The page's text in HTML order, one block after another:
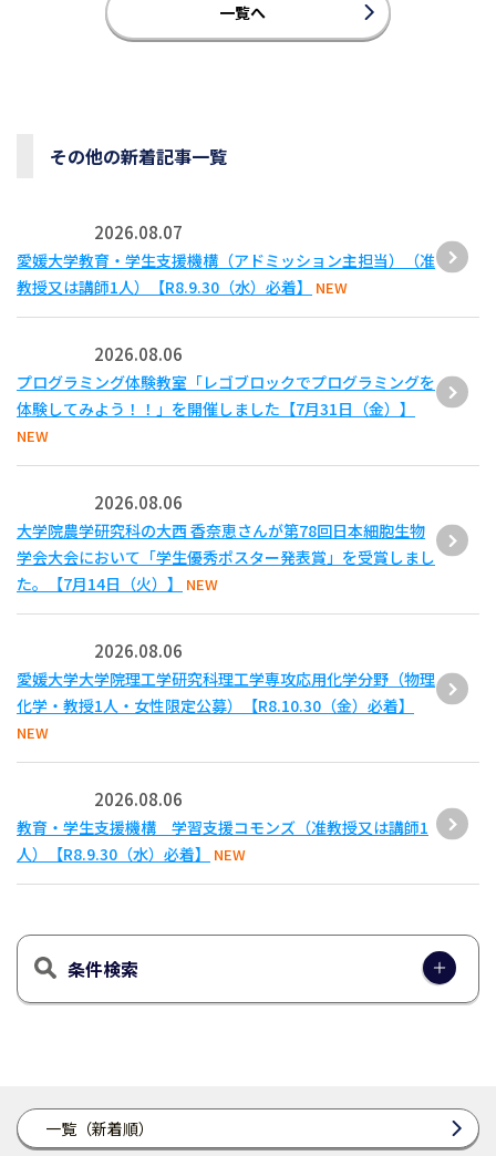
一覧（新着順）
一覧へ
その他の新着記事一覧
2026.08.07
愛媛大学教育・学生支援機構（アドミッション主担当）（准
教授又は講師1人）【R8.9.30（水）必着】
NEW
2026.08.06
プログラミング体験教室「レゴブロックでプログラミングを
体験してみよう！！」を開催しました【7月31日（金）】
NEW
2026.08.06
大学院農学研究科の大西 香奈恵さんが第78回日本細胞生物
学会大会において「学生優秀ポスター発表賞」を受賞しまし
た。【7月14日（火）】
NEW
2026.08.06
愛媛大学大学院理工学研究科理工学専攻応用化学分野（物理
化学・教授1人・女性限定公募）【R8.10.30（金）必着】
NEW
2026.08.06
教育・学生支援機構 学習支援コモンズ（准教授又は講師1
人）【R8.9.30（水）必着】
NEW
条件検索